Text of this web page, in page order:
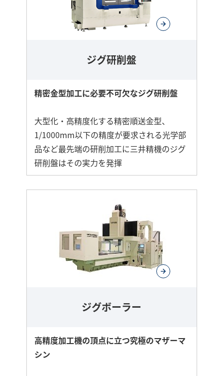
ジグ研削盤
精密金型加工に必要不可欠なジグ研削盤
大型化・高精度化する精密順送金型、
1/1000mm以下の精度が要求される光学部
品など最先端の研削加工に三井精機のジグ
研削盤はその実力を発揮
ジグボーラー
高精度加工機の頂点に立つ究極のマザーマ
シン